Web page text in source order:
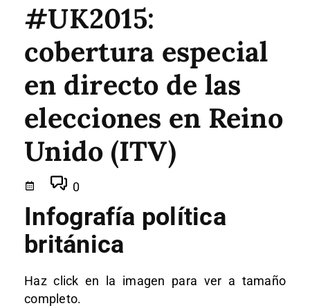
#UK2015:
cobertura especial
en directo de las
elecciones en Reino
Unido (ITV)
0
Infografía política
británica
Haz click en la imagen para ver a tamaño
completo.